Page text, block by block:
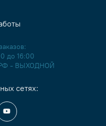
до 16:00
РФ - ВЫХОДНОЙ
сетях: